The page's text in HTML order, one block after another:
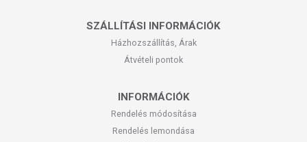
SZÁLLÍTÁSI INFORMÁCIÓK
Házhozszállítás, Árak
Átvételi pontok
INFORMÁCIÓK
Rendelés módosítása
Rendelés lemondása